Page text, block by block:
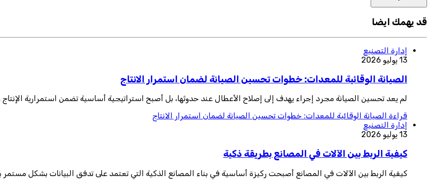
قد يهمك ايضا
إدارة التصنيع
13 يوليو 2026
الصيانة الوقائية للمعدات: خطوات تحسين الصيانة لضمان استمرار الانتاج
لم يعد تحسين الصيانة مجرد إجراء يهدف إلى إصلاح الأعطال عند حدوثها، بل أصبح استراتيجية أساسية تضمن استمرارية
قراءة الصيانة الوقائية للمعدات: خطوات تحسين الصيانة لضمان استمرار الانتاج
إدارة التصنيع
13 يوليو 2026
كيفية الربط بين الآلات في المصانع بطريقة ذكية
كيفية الربط بين الآلات في المصانع أصبحت ركيزة أساسية في بناء المصانع الذكية التي تعتمد على تدفق البيانات بشكل مستمر